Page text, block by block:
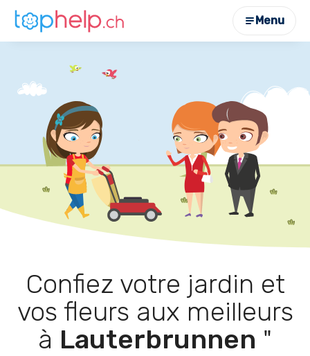
Menu
Confiez votre jardin et
vos fleurs aux meilleurs
à Lauterbrunnen "